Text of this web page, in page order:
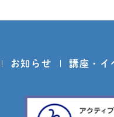
お知らせ 講座・イ